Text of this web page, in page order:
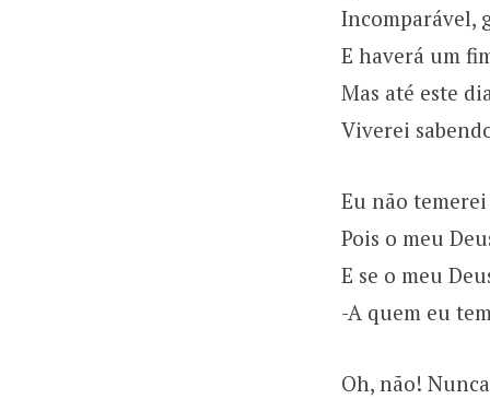
Incomparável,
E haverá um
Mas até este
Viverei
Eu não
Pois o meu
E se o meu
-A quem eu
Oh, não!